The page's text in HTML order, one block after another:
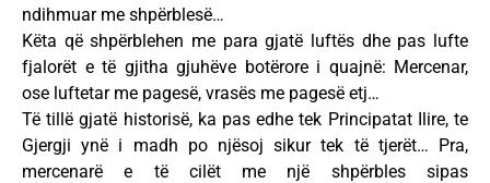
ndihmuar me shpërblesë…
Këta që shpërblehen me para gjatë luftës dhe pas lufte
fjalorët e të gjitha gjuhëve botërore i quajnë: Mercenar,
ose luftetar me pagesë, vrasës me pagesë etj…
Të tillë gjatë historisë, ka pas edhe tek Principatat Ilire, te
Gjergji ynë i madh po njësoj sikur tek të tjerët… Pra,
mercenarë e të cilët me një shpërbles sipas